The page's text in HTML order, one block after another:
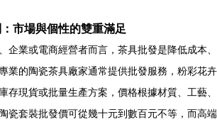
市場與個性的雙重滿足
企業或電商經營者而言，茶具批發是降低成本、
業的陶瓷茶具廠家通常提供批發服務，粉彩花卉
存現貨或批量生產方案，價格根據材質、工藝、
瓷套裝批發價可從幾十元到數百元不等，而高端